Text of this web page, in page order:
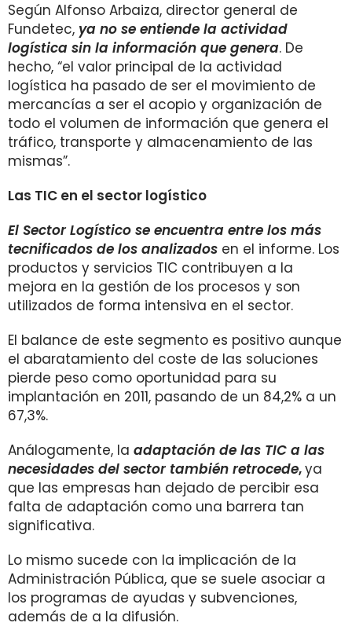
Según Alfonso Arbaiza, director general de
Fundetec, ya no se entiende la actividad
logística sin la información que genera. De
hecho, “el valor principal de la actividad
logística ha pasado de ser el movimiento de
mercancías a ser el acopio y organización de
todo el volumen de información que genera el
tráfico, transporte y almacenamiento de las
mismas”.
Las TIC en el sector logístico
El Sector Logístico se encuentra entre los más
tecnificados de los analizados en el informe. Los
productos y servicios TIC contribuyen a la
mejora en la gestión de los procesos y son
utilizados de forma intensiva en el sector.
El balance de este segmento es positivo aunque
el abaratamiento del coste de las soluciones
pierde peso como oportunidad para su
implantación en 2011, pasando de un 84,2% a un
67,3%.
Análogamente, la adaptación de las TIC a las
necesidades del sector también retrocede,ya
que las empresas han dejado de percibir esa
falta de adaptación como una barrera tan
significativa.
Lo mismo sucede con la implicación de la
Administración Pública, que se suele asociar a
los programas de ayudas y subvenciones,
además de a la difusión.